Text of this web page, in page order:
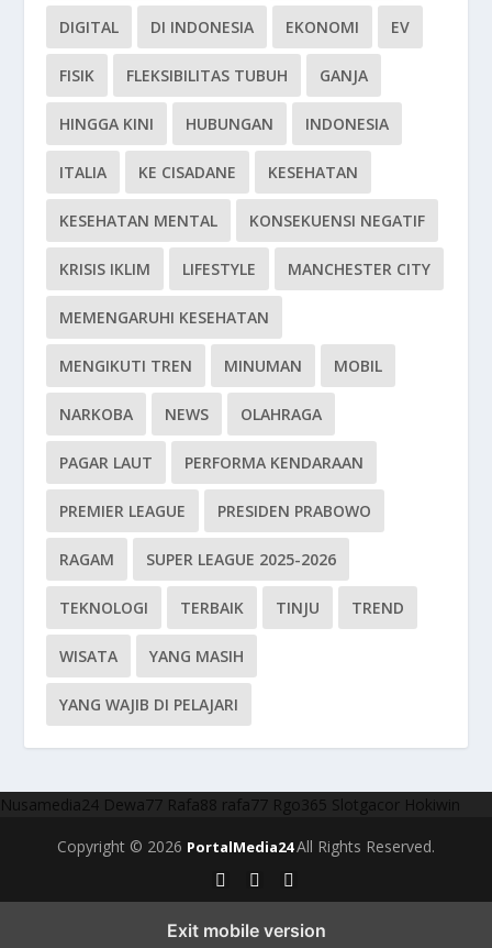
DIGITAL DI INDONESIA EKONOMI EV
FISIK FLEKSIBILITAS TUBUH GANJA
HINGGA KINI HUBUNGAN INDONESIA
ITALIA KE CISADANE KESEHATAN
KESEHATAN MENTAL KONSEKUENSI NEGATIF
KRISIS IKLIM LIFESTYLE MANCHESTER CITY
MEMENGARUHI KESEHATAN
MENGIKUTI TREN MINUMAN MOBIL
NARKOBA NEWS OLAHRAGA
PAGAR LAUT PERFORMA KENDARAAN
PREMIER LEAGUE PRESIDEN PRABOWO
RAGAM SUPER LEAGUE 2025-2026
TEKNOLOGI TERBAIK TINJU TREND
WISATA YANG MASIH
YANG WAJIB DI PELAJARI
Nusamedia24 Dewa77 Rafa88 rafa77 Rgo365 Slotgacor Hokiwin
Copyright © 2026 PortalMedia24All Rights Reserved.
Exit mobile version